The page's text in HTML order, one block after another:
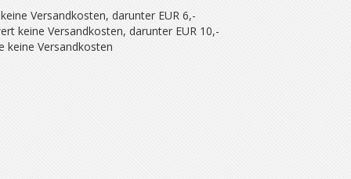
Versandkosten, darunter EUR 6,-
keine Versandkosten, darunter EUR 10,-
keine Versandkosten